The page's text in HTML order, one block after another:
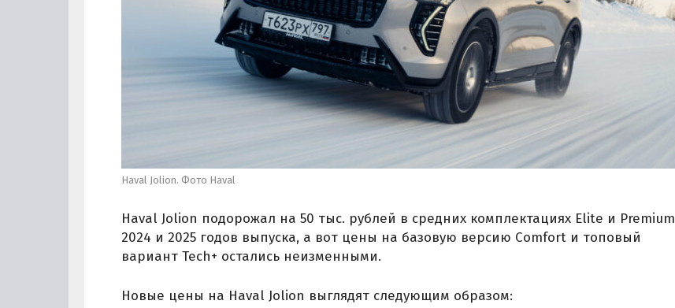
Haval Jolion. Фото Haval
Haval Jolion подорожал на 50 тыс. рублей в средних комплектациях Elite и Premium
2024 и 2025 годов выпуска, а вот цены на базовую версию Comfort и топовый
вариант Tech+ остались неизменными.
Новые цены на Haval Jolion выглядят следующим образом: